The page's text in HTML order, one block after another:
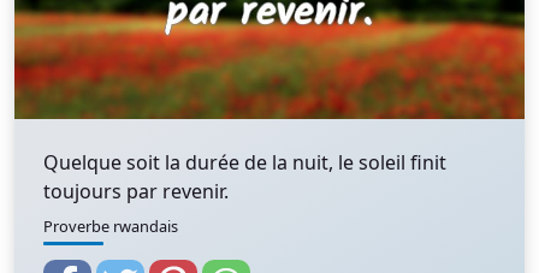
Quelque soit la durée de la nuit, le soleil finit
toujours par revenir.
Proverbe rwandais